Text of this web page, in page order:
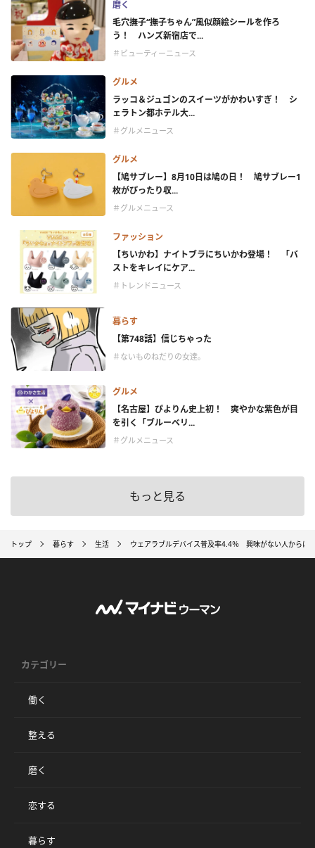
磨く
毛穴撫子“撫子ちゃん”風似顔絵シールを作ろ
う！ ハンズ新宿店で...
＃ビューティーニュース
グルメ
ラッコ＆ジュゴンのスイーツがかわいすぎ！ シ
ェラトン都ホテル大...
＃グルメニュース
グルメ
【鳩サブレー】8月10日は鳩の日！ 鳩サブレー1
枚がぴったり収...
＃グルメニュース
ファッション
【ちいかわ】ナイトブラにちいかわ登場！ 「バ
ストをキレイにケア...
＃トレンドニュース
暮らす
【第748話】信じちゃった
＃ないものねだりの女達。
グルメ
【名古屋】ぴよりん史上初！ 爽やかな紫色が目
を引く「ブルーベリ...
＃グルメニュース
もっと見る
トップ 暮らす 生活 ウェアラブルデバイス普及率4.4％ 興味がない人からは
カテゴリー
働く
整える
磨く
恋する
暮らす